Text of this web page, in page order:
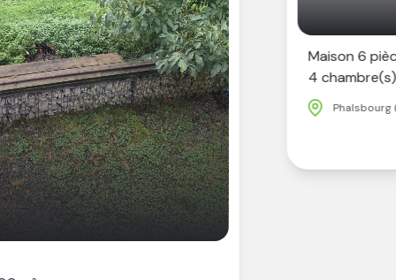
Maison 6 pièce(s)
4 chambre(s)
Phalsbourg (57370)